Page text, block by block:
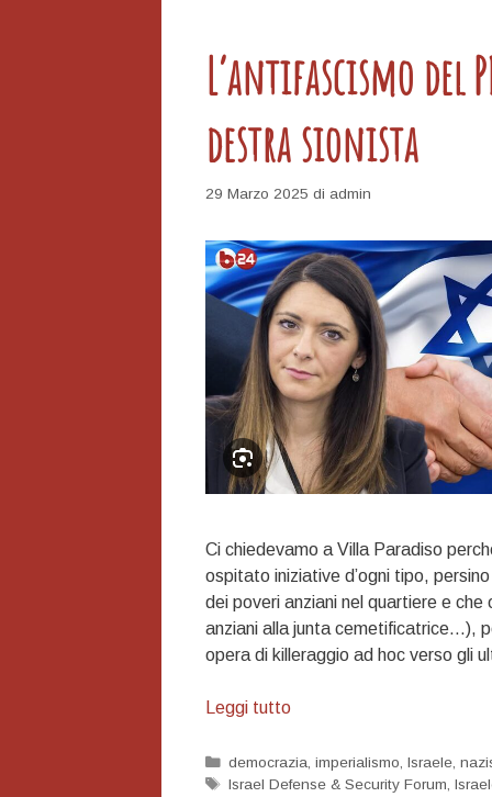
L’antifascismo del
destra sionista
29 Marzo 2025 di admin
Ci chiedevamo a Villa Paradiso
ospitato iniziative d’ogni tipo,
dei poveri anziani nel quartiere e
anziani alla junta cemetificatrice…),
opera di killeraggio ad hoc verso gli
Leggi tuttoL’antifascismo
PD:
comunella
Categorie
democrazia ,imperialismo ,Israele ,
Tag
Israel Defense & Security Forum ,